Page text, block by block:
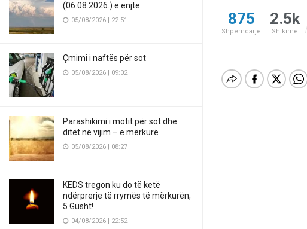
(06.08.2026.) e enjte
05/08/2026 | 22:51
Çmimi i naftës për sot
05/08/2026 | 09:02
Parashikimi i motit për sot dhe
ditët në vijim – e mërkurë
05/08/2026 | 08:27
KEDS tregon ku do të ketë
ndërprerje të rrymës të mërkurën,
5 Gusht!
04/08/2026 | 22:52
875
Shpërndarje
2.5k
Shikime